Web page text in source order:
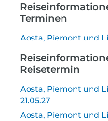
Terminen
Aosta, Piemont und
Reisetermin
Aosta, Piemont und
21.05.27
Aosta, Piemont und